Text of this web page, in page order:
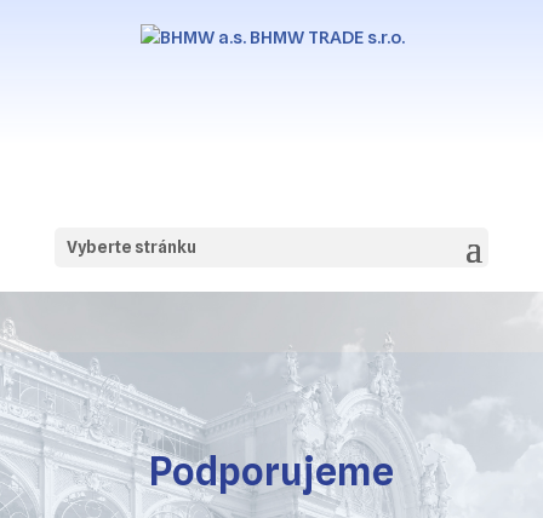
Vyberte stránku
Podporujeme